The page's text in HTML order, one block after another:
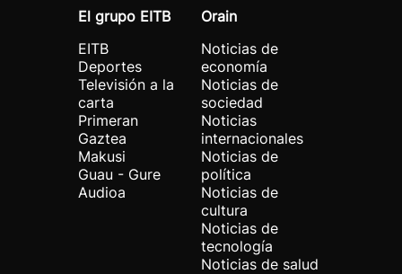
El grupo EITB
EITB
Deportes
Televisión a la
carta
Primeran
Gaztea
Makusi
Guau - Gure
Audioa
Orain
Noticias de
economía
Noticias de
sociedad
Noticias
internacionales
Noticias de
política
Noticias de
cultura
Noticias de
tecnología
Noticias de salud